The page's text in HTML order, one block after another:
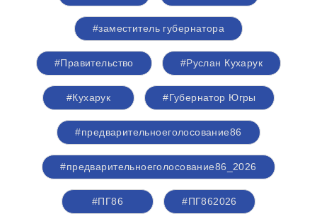
#заместитель губернатора
#Правительство #Руслан Кухарук
#Кухарук #Губернатор Югры
#предварительноеголосование86
#предварительноеголосование86_2026
#ПГ86 #ПГ862026